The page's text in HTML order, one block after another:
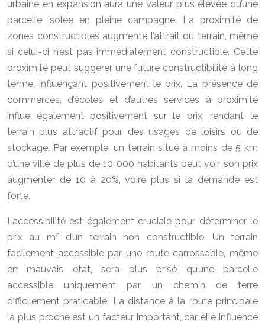
urbaine en expansion aura une valeur plus élevée qu’une
parcelle isolée en pleine campagne. La proximité de
zones constructibles augmente l’attrait du terrain, même
si celui-ci n’est pas immédiatement constructible. Cette
proximité peut suggérer une future constructibilité à long
terme, influençant positivement le prix. La présence de
commerces, d’écoles et d’autres services à proximité
influe également positivement sur le prix, rendant le
terrain plus attractif pour des usages de loisirs ou de
stockage. Par exemple, un terrain situé à moins de 5 km
d’une ville de plus de 10 000 habitants peut voir son prix
augmenter de 10 à 20%, voire plus si la demande est
forte.
L’accessibilité est également cruciale pour déterminer le
prix au m² d’un terrain non constructible. Un terrain
facilement accessible par une route carrossable, même
en mauvais état, sera plus prisé qu’une parcelle
accessible uniquement par un chemin de terre
difficilement praticable. La distance à la route principale
la plus proche est un facteur important, car elle influence